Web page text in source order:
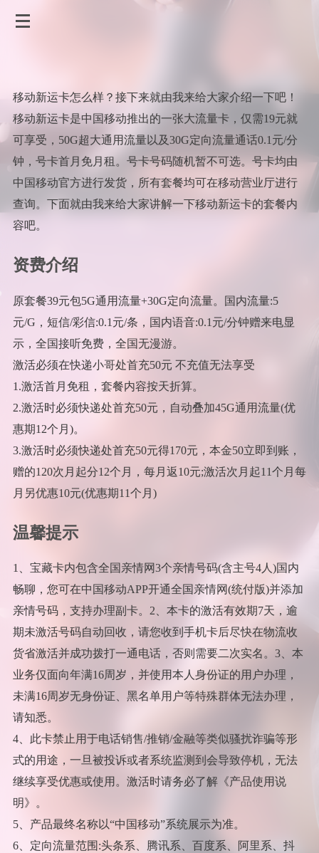
移动新运卡怎么样？接下来就由我来给大家介绍一下吧！
移动新运卡是中国移动推出的一张大流量卡，仅需19元就
可享受，50G超大通用流量以及30G定向流量通话0.1元/分
钟，号卡首月免月租。号卡号码随机暂不可选。号卡均由
中国移动官方进行发货，所有套餐均可在移动营业厅进行
查询。下面就由我来给大家讲解一下移动新运卡的套餐内
容吧。
资费介绍
原套餐39元包5G通用流量+30G定向流量。国内流量:5
元/G，短信/彩信:0.1元/条，国内语音:0.1元/分钟赠来电显
示，全国接听免费，全国无漫游。
激活必须在快递小哥处首充50元 不充值无法享受
1.激活首月免租，套餐内容按天折算。
2.激活时必须快递处首充50元，自动叠加45G通用流量(优
惠期12个月)。
3.激活时必须快递处首充50元得170元，本金50立即到账，
赠的120次月起分12个月，每月返10元;激活次月起11个月每
月另优惠10元(优惠期11个月)
温馨提示
1、宝藏卡内包含全国亲情网3个亲情号码(含主号4人)国内
畅聊，您可在中国移动APP开通全国亲情网(统付版)并添加
亲情号码，支持办理副卡。2、本卡的激活有效期7天，逾
期未激活号码自动回收，请您收到手机卡后尽快在物流收
货省激活并成功拨打一通电话，否则需要二次实名。3、本
业务仅面向年满16周岁，并使用本人身份证的用户办理，
未满16周岁无身份证、黑名单用户等特殊群体无法办理，
请知悉。
4、此卡禁止用于电话销售/推销/金融等类似骚扰诈骗等形
式的用途，一旦被投诉或者系统监测到会导致停机，无法
继续享受优惠或使用。激活时请务必了解《产品使用说
明》。
5、产品最终名称以“中国移动”系统展示为准。
6、定向流量范围:头条系、腾讯系、百度系、阿里系、抖